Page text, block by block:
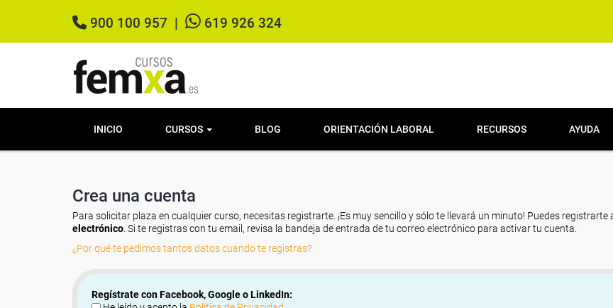
900 100 957 619 926 324
INICIO CURSOS BLOG ORIENTACIÓN LABORAL RECURSOS AYUDA
Crea una cuenta
Para solicitar plaza en cualquier curso, necesitas registrarte. ¡Es muy sencillo y sólo te llevará un minuto! Puedes registrarte
electrónico . Si te registras con tu email, revisa la bandeja de entrada de tu correo electrónico para activar tu cuenta.
¿Por qué te pedimos tantos datos cuando te registras?
Regístrate con Facebook, Google o LinkedIn: